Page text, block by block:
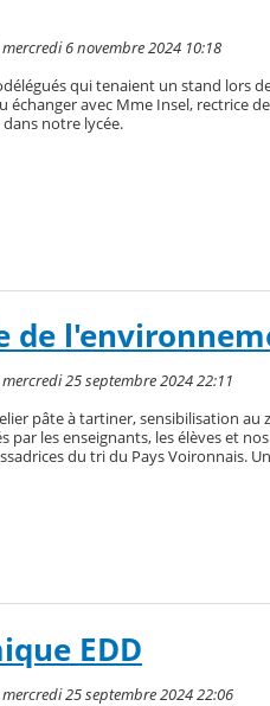
mercredi 6 novembre 2024 10:18
qui tenaient un stand lors
échanger avec Mme Insel, rectrice de
notre lycée.
de
mercredi 25 septembre 2024 22:11
pâte à tartiner, sensibilisation au
par les enseignants, les élèves et nos
du tri du Pays Voironnais.
EDD
mercredi 25 septembre 2024 22:06